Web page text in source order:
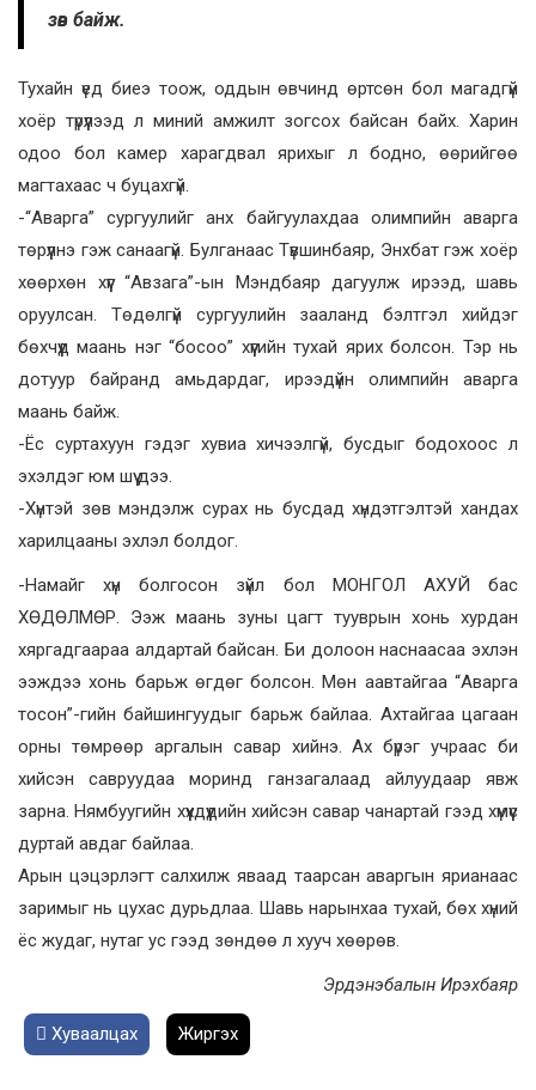
зөв байж.
Тухайн үед биеэ тоож, оддын өвчинд өртсөн бол магадгүй
хоёр түрүүлээд л миний амжилт зогсох байсан байх. Харин
одоо бол камер харагдвал ярихыг л бодно, өөрийгөө
магтахаас ч буцахгүй.
-“Аварга” сургуулийг анх байгуулахдаа олимпийн аварга
төрүүлнэ гэж санаагүй. Булганаас Түвшинбаяр, Энхбат гэж хоёр
хөөрхөн хүүг “Авзага”-ын Мэндбаяр дагуулж ирээд, шавь
оруулсан. Төдөлгүй сургуулийн зааланд бэлтгэл хийдэг
бөхчүүд маань нэг “босоо” хүүгийн тухай ярих болсон. Тэр нь
дотуур байранд амьдардаг, ирээдүйн олимпийн аварга
маань байж.
-Ёс суртахуун гэдэг хувиа хичээлгүй, бусдыг бодохоос л
эхэлдэг юм шүү дээ.
-Хүнтэй зөв мэндэлж сурах нь бусдад хүндэтгэлтэй хандах
харилцааны эхлэл болдог.
-Намайг хүн болгосон зүйл бол МОНГОЛ АХУЙ бас
ХӨДӨЛМӨР. Ээж маань зуны цагт тууврын хонь хурдан
хяргадгаараа алдартай байсан. Би долоон наснаасаа эхлэн
ээждээ хонь барьж өгдөг болсон. Мөн аавтайгаа “Аварга
тосон”-гийн байшингуудыг барьж байлаа. Ахтайгаа цагаан
орны төмрөөр аргалын савар хийнэ. Ах бүрэг учраас би
хийсэн савруудаа моринд ганзагалаад айлуудаар явж
зарна. Нямбуугийн хүүхдүүдийн хийсэн савар чанартай гээд хүмүүс
дуртай авдаг байлаа.
Арын цэцэрлэгт салхилж яваад таарсан аваргын ярианаас
заримыг нь цухас дурьдлаа. Шавь нарынхаа тухай, бөх хүний
ёс жудаг, нутаг ус гээд зөндөө л хууч хөөрөв.
Эрдэнэбалын Ирэхбаяр
Хуваалцах Жиргэх